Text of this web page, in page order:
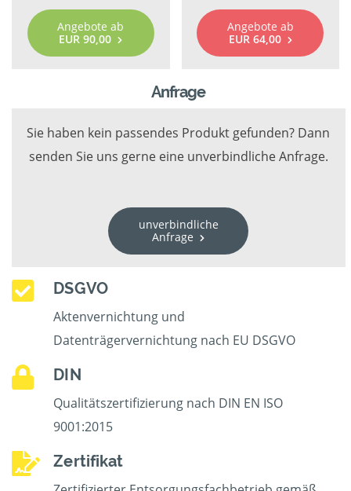
Angebote ab
EUR 90,00
Angebote ab
EUR 64,00
Anfrage
Sie haben kein passendes Produkt gefunden? Dann
senden Sie uns gerne eine unverbindliche Anfrage.
unverbindliche
Anfrage
DSGVO
Aktenvernichtung und
Datenträgervernichtung nach EU DSGVO
DIN
Qualitätszertifizierung nach DIN EN ISO
9001:2015
Zertifikat